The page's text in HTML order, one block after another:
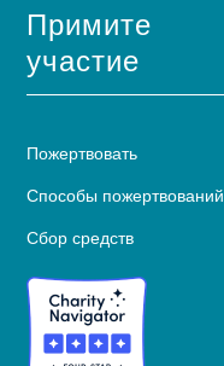
Примите
участие
Пожертвовать
Способы пожертвований
Сбор средств